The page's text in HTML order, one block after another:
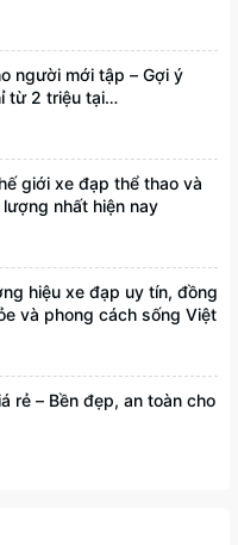
người mới tập – Gợi ý
từ 2 triệu tại
giới xe đạp thể thao và
nhất hiện nay
hiệu xe đạp uy tín, đồng
và phong cách sống Việt
rẻ – Bền đẹp, an toàn cho